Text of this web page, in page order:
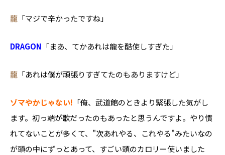
龍 「マジで辛かったですね」
DRAGON 「まあ、てかあれは龍を酷使しすぎた」
龍 「あれは僕が頑張りすぎてたのもありますけど」
ゾマやかじゃない! 「俺、武道館のときより緊張した気がし
ます。初っ端が歌だったのもあったと思うんですよ。やり慣
れてないことが多くて、"次あれやる、これやる"みたいなの
が頭の中にずっとあって、すごい頭のカロリー使いました